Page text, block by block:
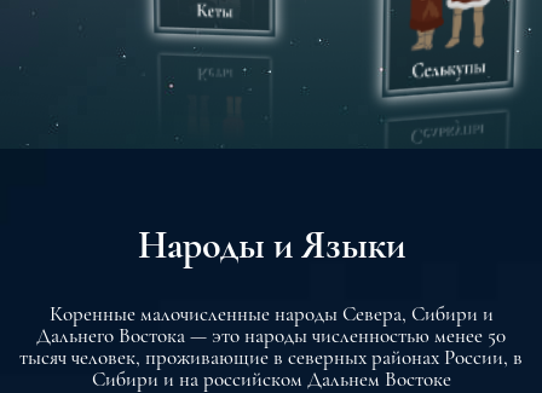
Народы и Языки
Коренные малочисленные народы Севера, Сибири и
Дальнего Востока — это народы численностью менее 50
тысяч человек, проживающие в северных районах России, в
Сибири и на российском Дальнем Востоке